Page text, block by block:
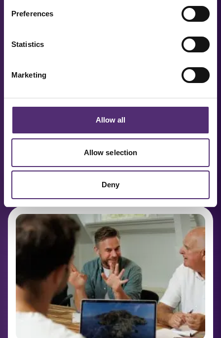
Preferences
Statistics
Marketing
Allow all
Allow selection
Deny
Werken met een overprikkeld brein:
tips en oefeningen
LEES MEER